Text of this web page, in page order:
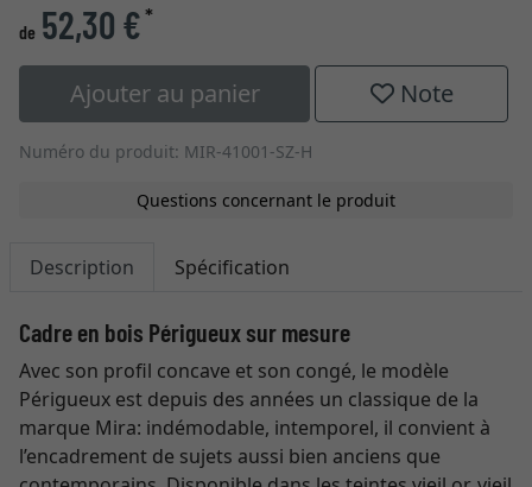
de 52,30 €*
Ajouter au panier Note
Numéro du produit: MIR-41001-SZ-H
Questions concernant le produit
Description Spécification
Cadre en bois Périgueux sur mesure
Avec son profil concave et son congé, le modèle
Périgueux est depuis des années un classique de la
marque Mira: indémodable, intemporel, il convient à
l’encadrement de sujets aussi bien anciens que